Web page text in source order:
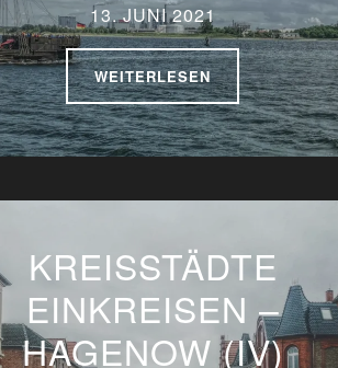
13. JUNI 2021
WEITERLESEN
KREISSTÄDTE
EINKREISEN –
HAGENOW (IV)